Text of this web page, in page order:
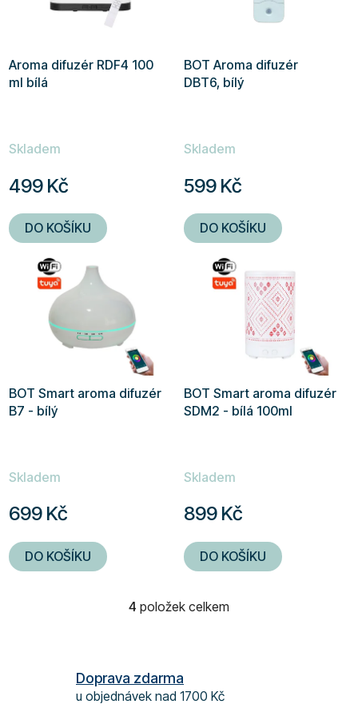
r
o
k
t
ů
Aroma difuzér RDF4 100
ml bílá
Skladem
499 Kč
DO KOŠÍKU
BOT Aroma difuzér
DBT6, bílý
Skladem
599 Kč
DO KOŠÍKU
BOT Smart aroma difuzér
B7 - bílý
Skladem
699 Kč
DO KOŠÍKU
BOT Smart aroma difuzér
SDM2 - bílá 100ml
Skladem
899 Kč
DO KOŠÍKU
O
d
a
4 položek celkem
Doprava zdarma
u objednávek nad 1700 Kč